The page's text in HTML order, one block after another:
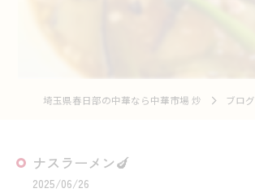
埼玉県春日部の中華なら中華市場 炒 ブログ
ナスラーメン🍆
2025/06/26